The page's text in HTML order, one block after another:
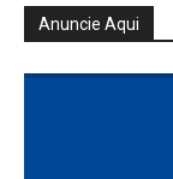
Anuncie Aqui